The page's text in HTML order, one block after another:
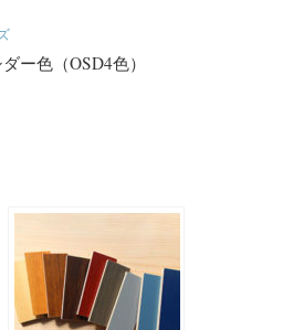
ー色（OSD4色）